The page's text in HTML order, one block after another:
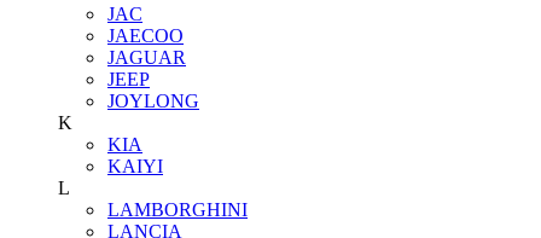
JAC
JAECOO
JAGUAR
JEEP
JOYLONG
K
KIA
KAIYI
L
LAMBORGHINI
LANCIA